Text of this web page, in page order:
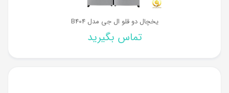
یخچال دو قلو ال جی مدل B404
تماس بگیرید